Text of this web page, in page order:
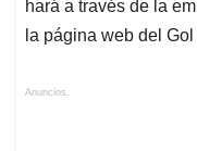
hará a través de la
la página web del
Anuncios.